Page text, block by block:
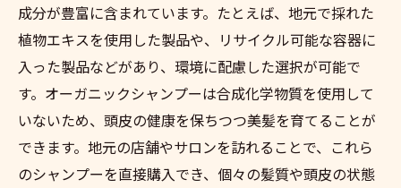
成分が豊富に含まれています。たとえば、地元で採れた
植物エキスを使用した製品や、リサイクル可能な容器に
入った製品などがあり、環境に配慮した選択が可能で
す。オーガニックシャンプーは合成化学物質を使用して
いないため、頭皮の健康を保ちつつ美髪を育てることが
できます。地元の店舗やサロンを訪れることで、これら
のシャンプーを直接購入でき、個々の髪質や頭皮の状態